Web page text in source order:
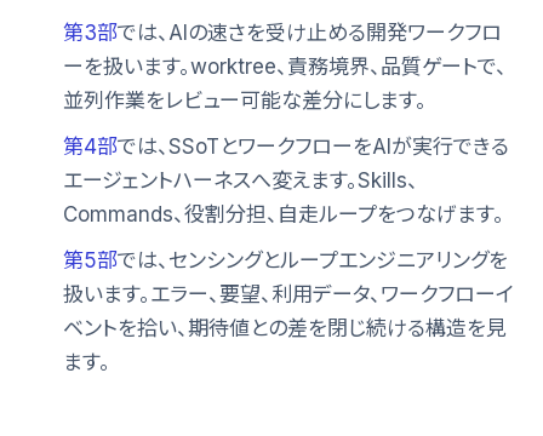
第3部では、AIの速さを受け止める開発ワークフロ
ーを扱います。worktree、責務境界、品質ゲートで、
並列作業をレビュー可能な差分にします。
第4部では、SSoTとワークフローをAIが実行できる
エージェントハーネスへ変えます。Skills、
Commands、役割分担、自走ループをつなげます。
第5部では、センシングとループエンジニアリングを
扱います。エラー、要望、利用データ、ワークフローイ
ベントを拾い、期待値との差を閉じ続ける構造を見
ます。